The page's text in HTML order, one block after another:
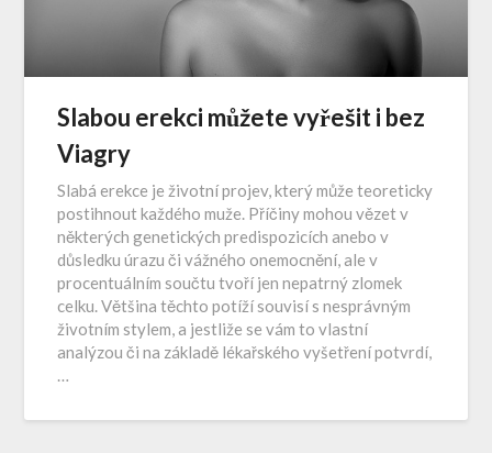
Slabou erekci můžete vyřešit i bez
Viagry
Slabá erekce je životní projev, který může teoreticky
postihnout každého muže. Příčiny mohou vězet v
některých genetických predispozicích anebo v
důsledku úrazu či vážného onemocnění, ale v
procentuálním součtu tvoří jen nepatrný zlomek
celku. Většina těchto potíží souvisí s nesprávným
životním stylem, a jestliže se vám to vlastní
analýzou či na základě lékařského vyšetření potvrdí,
…